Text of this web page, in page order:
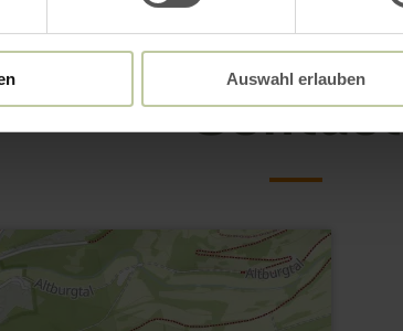
Auswahl erlauben
Contact